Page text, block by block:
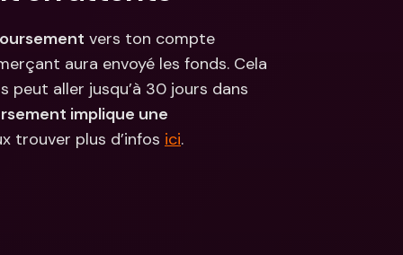
vers ton compte
aura envoyé les fonds. Cela
peut aller jusqu’à 30 jours dans
implique une
trouver plus d’infos ici.